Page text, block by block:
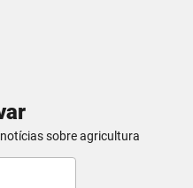
sobre agricultura